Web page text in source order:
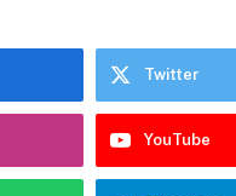
Twitter
YouTube